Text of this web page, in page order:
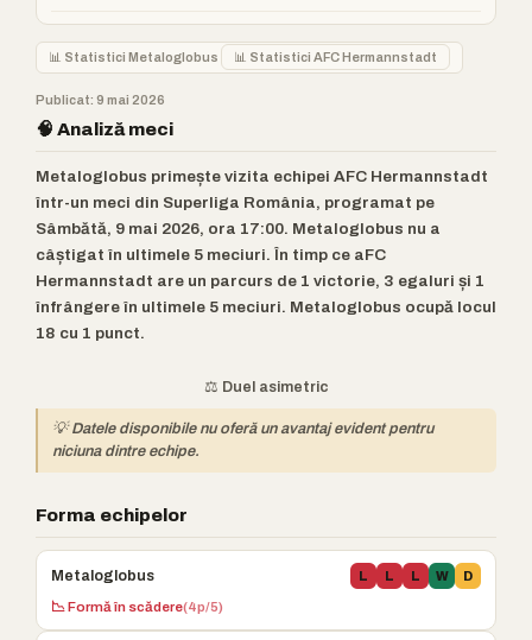
📊 Statistici Metaloglobus 📊 Statistici AFC Hermannstadt
Publicat: 9 mai 2026
🧠 Analiză meci
Metaloglobus primește vizita echipei AFC Hermannstadt
într-un meci din Superliga România, programat pe
Sâmbătă, 9 mai 2026, ora 17:00. Metaloglobus nu a
câștigat în ultimele 5 meciuri. În timp ce aFC
Hermannstadt are un parcurs de 1 victorie, 3 egaluri și 1
înfrângere în ultimele 5 meciuri. Metaloglobus ocupă locul
18 cu 1 punct.
⚖️ Duel asimetric
💡 Datele disponibile nu oferă un avantaj evident pentru
niciuna dintre echipe.
Forma echipelor
Metaloglobus L L L W D
📉 Formă în scădere(4p/5)